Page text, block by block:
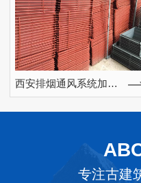
西安排烟通风系统加工工程
专注古建